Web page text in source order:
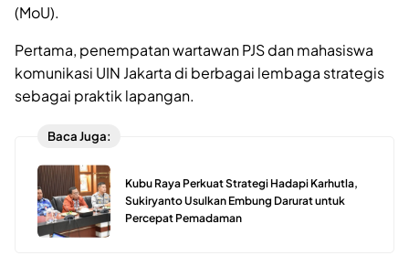
(MoU).
Pertama, penempatan wartawan PJS dan mahasiswa
komunikasi UIN Jakarta di berbagai lembaga strategis
sebagai praktik lapangan.
Baca Juga:
Kubu Raya Perkuat Strategi Hadapi Karhutla,
Sukiryanto Usulkan Embung Darurat untuk
Percepat Pemadaman